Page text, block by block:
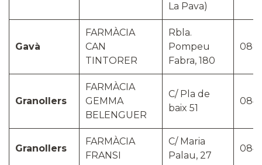
La Pava)
Gavà
FARMÀCIA
CAN
TINTORER
Rbla.
Pompeu
Fabra, 180
Granollers
FARMÀCIA
GEMMA
BELENGUER
C/ Pla de
baix 51
Granollers
FARMÀCIA
FRANSI
C/ Maria
Palau, 27